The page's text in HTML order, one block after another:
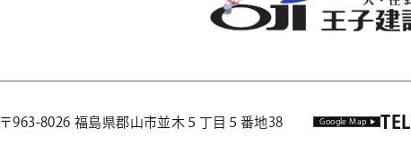
〒963-8026 福島県郡山市並木５丁目５番地38 Google Map TEL